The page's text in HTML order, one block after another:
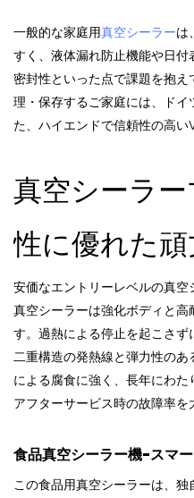
一般的な家庭用真空シーラーは
すく、液体漏れ防止機能や日
密封性といった点で課題を抱
理・保存するご家庭には、ド
た、ハイエンドで信頼性の高い
真空シーラ
性に優れた
安価なエントリーレベルの真
真空シーラーは強化ボディと
す。過熱による停止を起こさず
二重構造の発熱線と弾力性の
による腐食に強く、長年にわた
アフターサービス時の故障率を
食品真空シーラー機-スマ
この食品用真空シーラーは、